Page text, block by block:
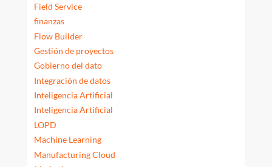
Field Service
finanzas
Flow Builder
Gestión de proyectos
Gobierno del dato
Integración de datos
Inteligencia Artificial
Inteligencia Artificial
LOPD
Machine Learning
Manufacturing Cloud